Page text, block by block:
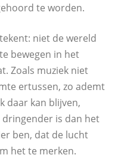
te worden.
niet de wereld
bewegen in het
Zoals muziek niet
ertussen, zo ademt
daar kan blijven,
is dan het
ben, dat de lucht
het te merken.